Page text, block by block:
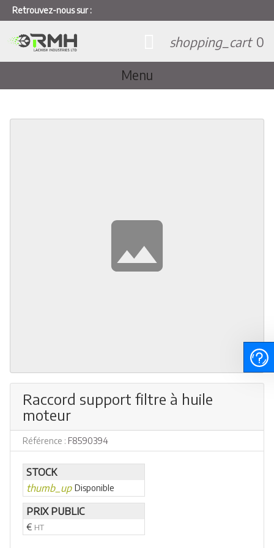
Retrouvez-nous sur :
Menu
shopping_cart 0
Raccord support filtre à huile
moteur
Référence : F8590394
STOCK
thumb_up Disponible
PRIX PUBLIC
€ HT